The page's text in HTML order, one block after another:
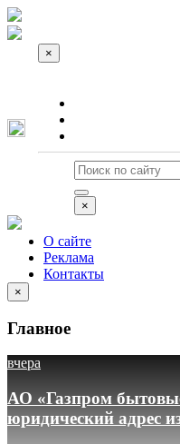
×
×
О сайте
Реклама
Контакты
×
Главное
вчера
АО «Газпром
юридический адрес